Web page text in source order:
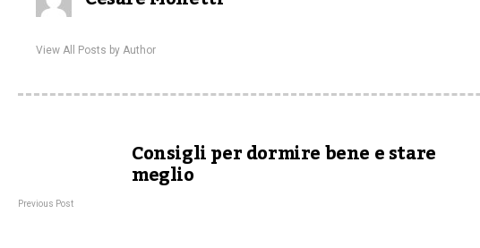
View All Posts by Author
Consigli per dormire bene e stare
meglio
Previous Post